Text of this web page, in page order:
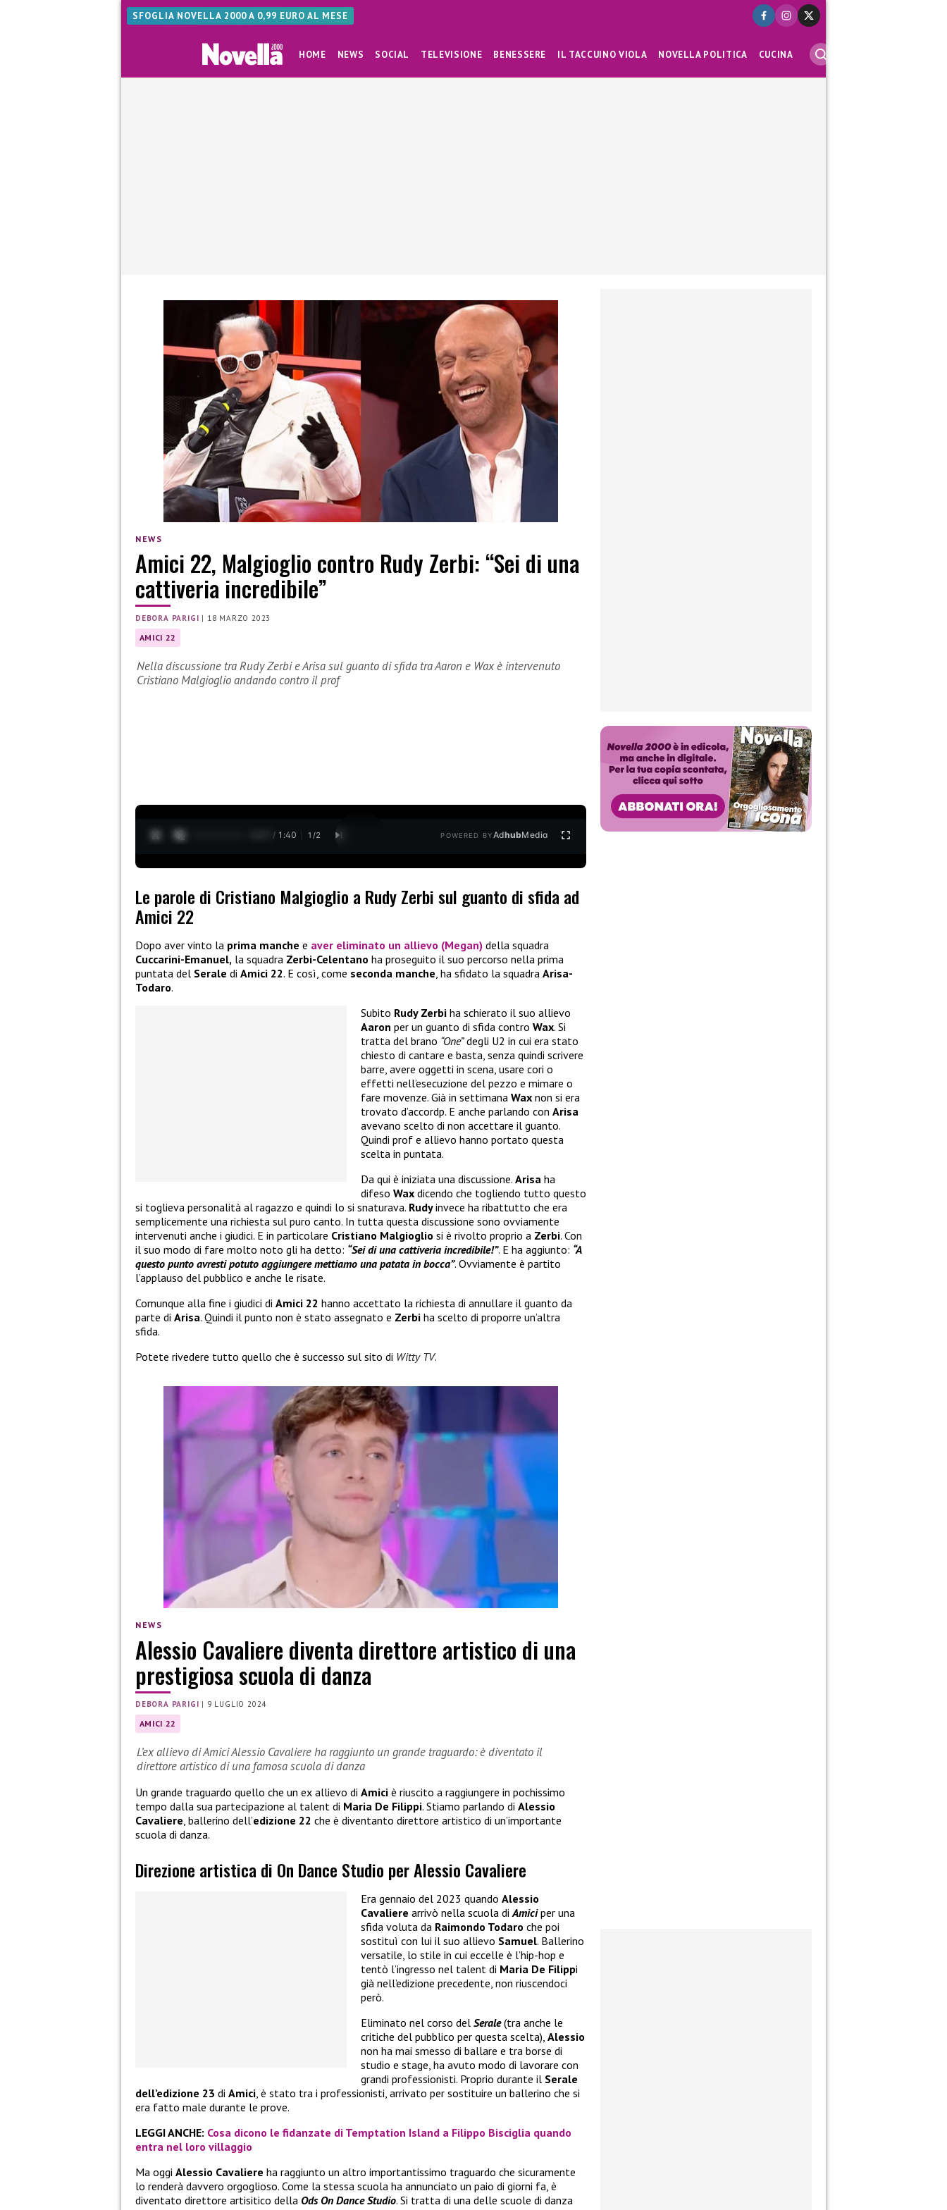
SFOGLIA NOVELLA 2000 A 0,99 EURO AL MESE
HOME NEWS SOCIAL TELEVISIONE BENESSERE IL TACCUINO VIOLA NOVELLA POLITICA CUCINA
NEWS
Amici 22, Malgioglio contro Rudy Zerbi: “Sei di una
cattiveria incredibile”
DEBORA PARIGI | 18 MARZO 2023
AMICI 22
Nella discussione tra Rudy Zerbi e Arisa sul guanto di sfida tra Aaron e Wax è intervenuto
Cristiano Malgioglio andando contro il prof
0:28 / 1:40 1 /2 POWERED BYAdhubMedia
Le parole di Cristiano Malgioglio a Rudy Zerbi sul guanto di sfida ad
Amici 22
Dopo aver vinto la prima manche e aver eliminato un allievo (Megan) della squadra
Cuccarini-Emanuel, la squadra Zerbi-Celentano ha proseguito il suo percorso nella prima
puntata del Serale di Amici 22. E così, come seconda manche, ha sfidato la squadra Arisa-
Todaro.
Subito Rudy Zerbi ha schierato il suo allievo
Aaron per un guanto di sfida contro Wax. Si
tratta del brano “One”degli U2 in cui era stato
chiesto di cantare e basta, senza quindi scrivere
barre, avere oggetti in scena, usare cori o
effetti nell’esecuzione del pezzo e mimare o
fare movenze. Già in settimana Wax non si era
trovato d’accordp. E anche parlando con Arisa
avevano scelto di non accettare il guanto.
Quindi prof e allievo hanno portato questa
scelta in puntata.
Da qui è iniziata una discussione. Arisa ha
difeso Wax dicendo che togliendo tutto questo
si toglieva personalità al ragazzo e quindi lo si snaturava. Rudyinvece ha ribattutto che era
semplicemente una richiesta sul puro canto. In tutta questa discussione sono ovviamente
intervenuti anche i giudici. E in particolare Cristiano Malgioglio si è rivolto proprio a Zerbi. Con
il suo modo di fare molto noto gli ha detto: “Sei di una cattiveria incredibile!”. E ha aggiunto: “A
questo punto avresti potuto aggiungere mettiamo una patata in bocca”. Ovviamente è partito
l’applauso del pubblico e anche le risate.
Comunque alla fine i giudici di Amici 22 hanno accettato la richiesta di annullare il guanto da
parte di Arisa. Quindi il punto non è stato assegnato e Zerbi ha scelto di proporre un’altra
sfida.
Potete rivedere tutto quello che è successo sul sito di Witty TV.
NEWS
Alessio Cavaliere diventa direttore artistico di una
prestigiosa scuola di danza
DEBORA PARIGI | 9 LUGLIO 2024
AMICI 22
L’ex allievo di Amici Alessio Cavaliere ha raggiunto un grande traguardo: è diventato il
direttore artistico di una famosa scuola di danza
Un grande traguardo quello che un ex allievo di Amici è riuscito a raggiungere in pochissimo
tempo dalla sua partecipazione al talent di Maria De Filippi. Stiamo parlando di Alessio
Cavaliere, ballerino dell’edizione 22 che è diventanto direttore artistico di un’importante
scuola di danza.
Direzione artistica di On Dance Studio per Alessio Cavaliere
Era gennaio del 2023 quando Alessio
Cavaliere arrivò nella scuola diAmiciper una
sfida voluta da Raimondo Todaro che poi
sostituì con lui il suo allievo Samuel. Ballerino
versatile, lo stile in cui eccelle è l’hip-hop e
tentò l’ingresso nel talent di Maria De Filippi
già nell’edizione precedente, non riuscendoci
però.
Eliminato nel corso del Serale(tra anche le
critiche del pubblico per questa scelta), Alessio
non ha mai smesso di ballare e tra borse di
studio e stage, ha avuto modo di lavorare con
grandi professionisti. Proprio durante il Serale
dell’edizione 23 di Amici, è stato tra i professionisti, arrivato per sostituire un ballerino che si
era fatto male durante le prove.
LEGGI ANCHE: Cosa dicono le fidanzate di Temptation Island a Filippo Bisciglia quando
entra nel loro villaggio
Ma oggi Alessio Cavaliere ha raggiunto un altro importantissimo traguardo che sicuramente
lo renderà davvero orgoglioso. Come la stessa scuola ha annunciato un paio di giorni fa, è
diventato direttore artisitico della Ods On Dance Studio. Si tratta di una delle scuole di danza